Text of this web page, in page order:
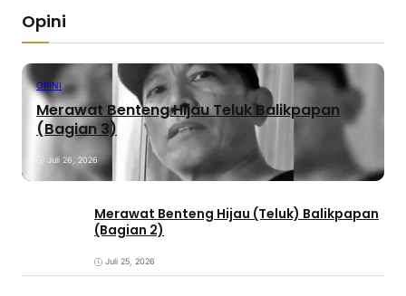
Opini
OPINI
Merawat Benteng Hijau Teluk Balikpapan
(Bagian 3)
Juli 26, 2026
Merawat Benteng Hijau (Teluk) Balikpapan
(Bagian 2)
Juli 25, 2026